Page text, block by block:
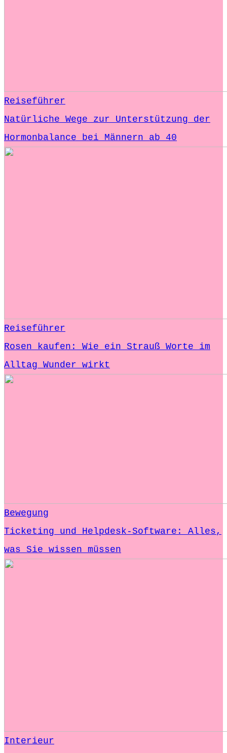
Reiseführer
Natürliche Wege zur Unterstützung der
Hormonbalance bei Männern ab 40
Reiseführer
Rosen kaufen: Wie ein Strauß Worte im
Alltag Wunder wirkt
Bewegung
Ticketing und Helpdesk-Software: Alles,
was Sie wissen müssen
Interieur